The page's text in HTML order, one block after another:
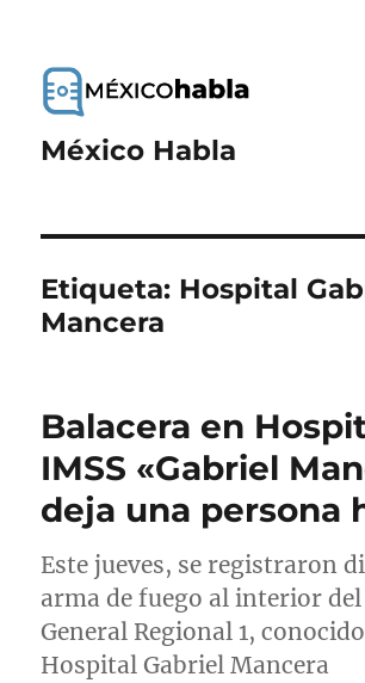
México Habla
Etiqueta: Hospital
Mancera
Balacera en
IMSS «Gabriel
deja una persona
Este jueves, se registraron
arma de fuego al interior
General Regional 1,
Hospital Gabriel Mancera